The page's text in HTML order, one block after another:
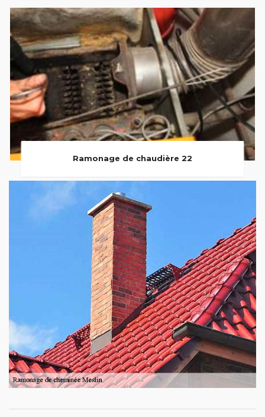
Ramonage de chaudière 22